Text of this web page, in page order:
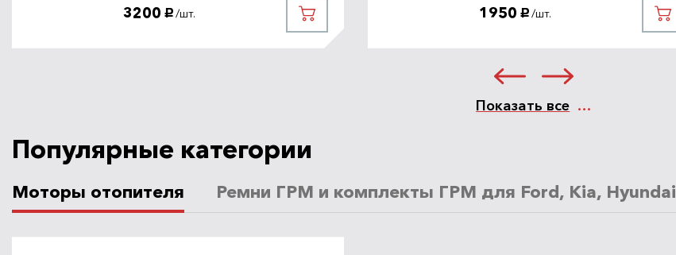
3200 руб. /шт. 1950 руб. /шт.
Показать все
Популярные категории
Моторы отопителя Ремни ГРМ и комплекты ГРМ для Ford, Kia, Hyundai